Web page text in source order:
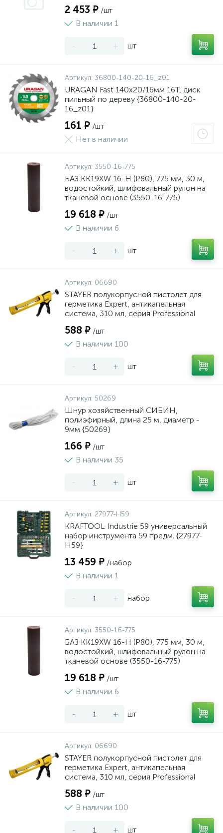
2 453 ₽ /шт
В наличии 1
- + шт
Артикул: 36800-140-20-16_z01
URAGAN Fast 140x20/16мм 16Т, диск
пильный по дереву {36800-140-20-
16_z01}
161 ₽ /шт
Нет в наличии
Артикул: 3550-16-775
БАЗ KK19XW 16-H (Р80), 775 мм, 30 м,
водостойкий, шлифовальный рулон на
тканевой основе (3550-16-775)
19 618 ₽ /шт
В наличии 6
- + шт
Артикул: 06690
STAYER полукорпусной пистолет для
герметика Expert, антикапельная
система, 310 мл, серия Professional
588 ₽ /шт
В наличии 100
- + шт
Артикул: 50269
Шнур хозяйственный СИБИН,
полиэфирный, длина 25 м, диаметр -
9мм {50269}
166 ₽ /шт
В наличии 35
- + шт
Артикул: 27977-H59
KRAFTOOL Industrie 59 универсальный
набор инструмента 59 предм. {27977-
H59}
13 459 ₽ /набор
В наличии 1
- + набор
Артикул: 3550-16-775
БАЗ KK19XW 16-H (Р80), 775 мм, 30 м,
водостойкий, шлифовальный рулон на
тканевой основе (3550-16-775)
19 618 ₽ /шт
В наличии 6
- + шт
Артикул: 06690
STAYER полукорпусной пистолет для
герметика Expert, антикапельная
система, 310 мл, серия Professional
588 ₽ /шт
В наличии 100
- + шт